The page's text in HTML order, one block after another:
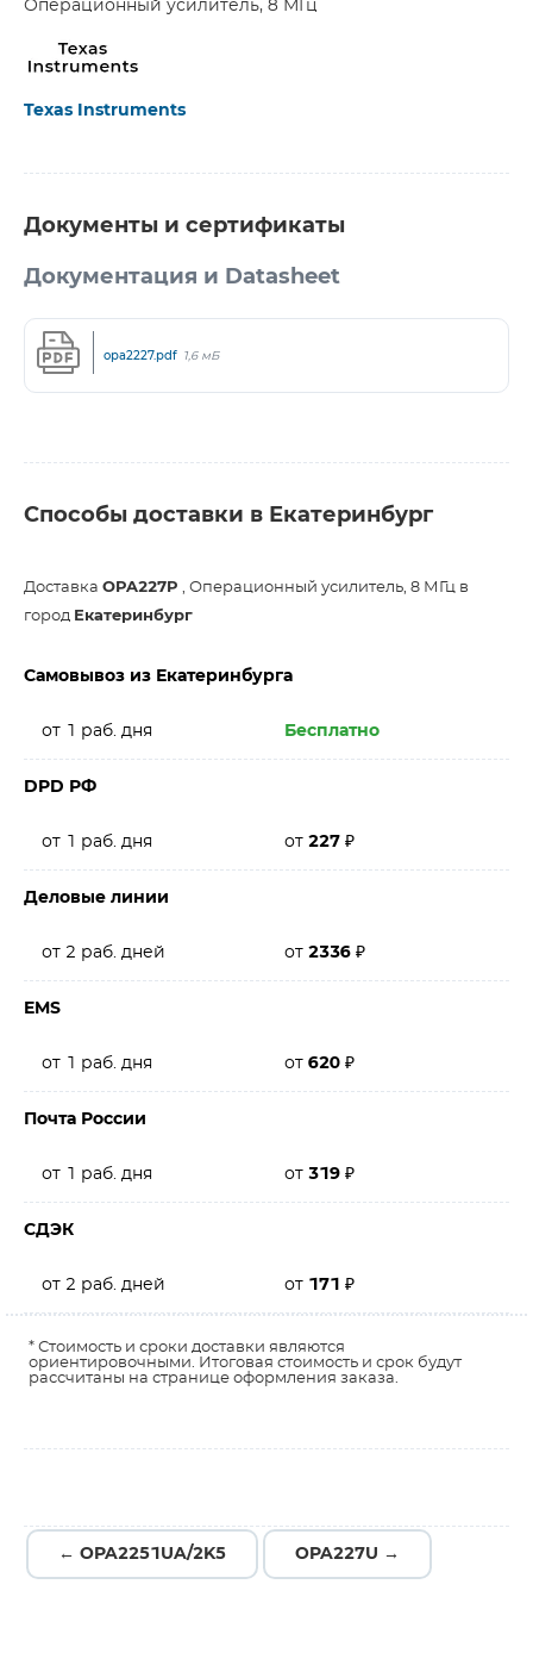
Операционный усилитель, 8 МГц
Texas Instruments
Документы и сертификаты
Документация и Datasheet
opa2227.pdf 1,6 мБ
Способы доставки в Екатеринбург
Доставка OPA227P , Операционный усилитель, 8 МГц в
город Екатеринбург
Самовывоз из Екатеринбурга
от 1 раб. дня Бесплатно
DPD РФ
от 1 раб. дня от 227 ₽
Деловые линии
от 2 раб. дней от 2336 ₽
EMS
от 1 раб. дня от 620 ₽
Почта России
от 1 раб. дня от 319 ₽
СДЭК
от 2 раб. дней от 171 ₽
* Стоимость и сроки доставки являются
ориентировочными. Итоговая стоимость и срок будут
рассчитаны на странице оформления заказа.
← OPA2251UA/2K5 OPA227U →